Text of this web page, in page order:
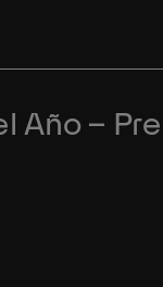
Año –